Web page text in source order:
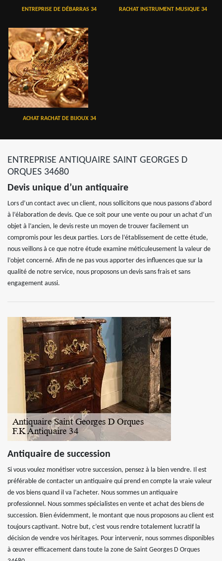
ENTREPRISE DE DÉBARRAS 34 RACHAT INSTRUMENT MUSIQUE 34
ACHAT RACHAT DE BIJOUX 34
ENTREPRISE ANTIQUAIRE SAINT GEORGES D
ORQUES 34680
Devis unique d’un antiquaire
Lors d’un contact avec un client, nous sollicitons que nous passons d’abord
à l’élaboration de devis. Que ce soit pour une vente ou pour un achat d’un
objet à l’ancien, le devis reste un moyen de trouver facilement un
compromis pour les deux parties. Lors de l’établissement de cette étude,
nous veillons à ce que notre étude examine méticuleusement la valeur de
l’objet concerné. Afin de ne pas vous apporter des influences que sur la
qualité de notre service, nous proposons un devis sans frais et sans
engagement aussi.
Antiquaire de succession
Si vous voulez monétiser votre succession, pensez à la bien vendre. Il est
préférable de contacter un antiquaire qui prend en compte la vraie valeur
de vos biens quand il va l’acheter. Nous sommes un antiquaire
professionnel. Nous sommes spécialistes en vente et achat des biens de
succession. Bien évidemment, le montant que nous proposons au client est
toujours captivant. Notre but, c’est vous rendre totalement lucratif la
décision de vendre vos héritages. Pour intervenir, nous sommes disponibles
à œuvrer efficacement dans toute la zone de Saint Georges D Orques